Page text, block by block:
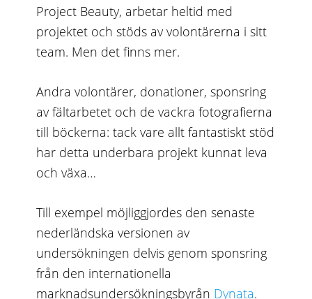
Project Beauty, arbetar heltid med
projektet och stöds av volontärerna i sitt
team. Men det finns mer.
Andra volontärer, donationer, sponsring
av fältarbetet och de vackra fotografierna
till böckerna: tack vare allt fantastiskt stöd
har detta underbara projekt kunnat leva
och växa…
Till exempel möjliggjordes den senaste
nederländska versionen av
undersökningen delvis genom sponsring
från den internationella
marknadsundersökningsbyrån Dynata.